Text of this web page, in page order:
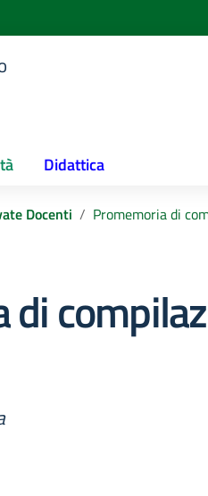
Didattica
Docenti Promemoria di
di